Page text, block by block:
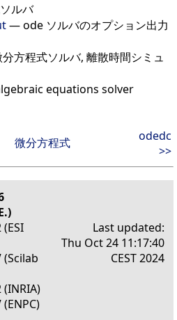
ルバ
— ode ソルバのオプション出力
方程式ソルバ, 離散時間シミュ
equations solver
微分方程式
odedc
>>
Last updated:
Thu Oct 24 11:17:40
CEST 2024